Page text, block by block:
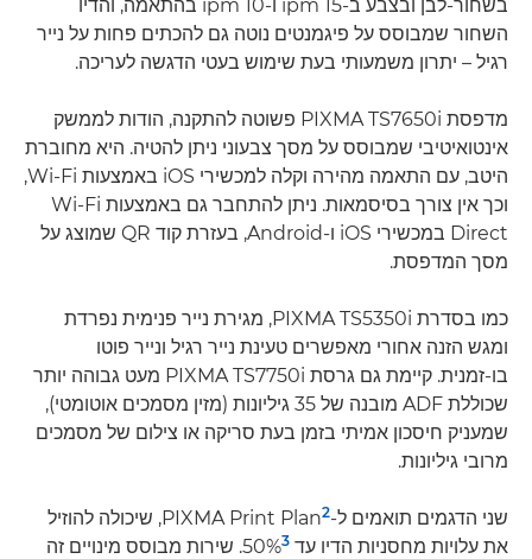
בשחור-לבן ובצבע ב-15 ipm ו-10 ipm בהתאמה, והדיו
השחור שמבוסס על פיגמנטים נוטה גם להכתים פחות על נייר
רגיל – יתרון משמעותי בעת שימוש בעטי הדגשה לעריכה.
מדפסת PIXMA TS7650i פשוטה להתקנה, הודות לממשק
אינטואיטיבי שמבוסס על מסך צבעוני ניתן להטיה. היא מחוברת
היטב, עם התאמה מהירה וקלה למכשירי iOS באמצעות Wi-Fi,
וכך אין צורך בסיסמאות. ניתן להתחבר גם באמצעות Wi-Fi
Direct במכשירי iOS ו-Android, בעזרת קוד QR שמוצג על
מסך המדפסת.
כמו בסדרת PIXMA TS5350i, מגירת נייר פנימית נפרדת
ומגש הזנה אחורי מאפשרים טעינת נייר רגיל ונייר פוטו
בו-זמנית. קיימת גם גרסת PIXMA TS7750i מעט גבוהה יותר
שכוללת ADF מובנה של 35 גיליונות (מזין מסמכים אוטומטי),
שמעניק חיסכון אמיתי בזמן בעת סריקה או צילום של מסמכים
מרובי גיליונות.
שני הדגמים תואמים ל-PIXMA Print Plan2
, שיכולה להוזיל
את עלויות מחסניות הדיו עד 50% 3
. שירות מבוסס מינויים זה